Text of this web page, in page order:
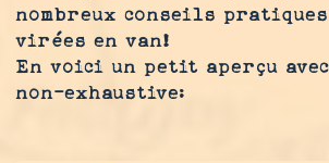
nombreux conseils
virées en van!
En voici un petit aperçu
non-exhaustive: